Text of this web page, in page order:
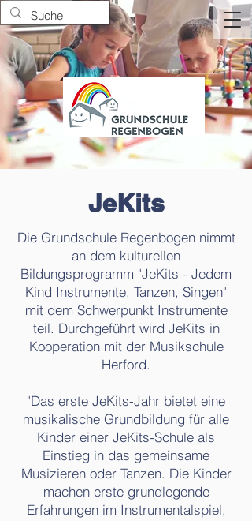
JeKits
Die Grundschule Regenbogen nimmt
an dem kulturellen
Bildungsprogramm "JeKits - Jedem
Kind Instrumente, Tanzen, Singen"
mit dem Schwerpunkt Instrumente
teil. Durchgeführt wird JeKits in
Kooperation mit der Musikschule
Herford.
"Das erste JeKits-Jahr bietet eine
musikalische Grundbildung für alle
Kinder einer JeKits-Schule als
Einstieg in das gemeinsame
Musizieren oder Tanzen. Die Kinder
machen erste grundlegende
Erfahrungen im Instrumentalspiel,